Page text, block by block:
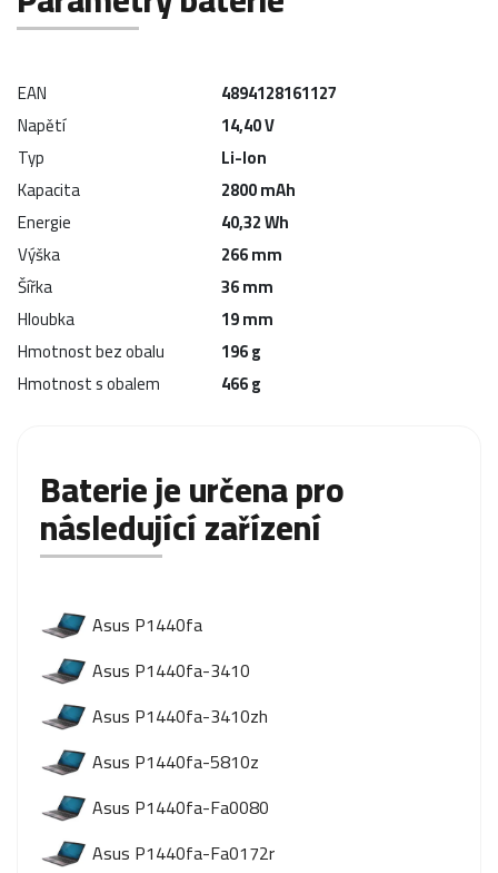
EAN
4894128161127
Napětí
14,40 V
Typ
Li-Ion
Kapacita
2800 mAh
Energie
40,32 Wh
Výška
266 mm
Šířka
36 mm
Hloubka
19 mm
Hmotnost bez obalu
196 g
Hmotnost s obalem
466 g
Baterie je určena pro
následující zařízení
Asus P1440fa
Asus P1440fa-3410
Asus P1440fa-3410zh
Asus P1440fa-5810z
Asus P1440fa-Fa0080
Asus P1440fa-Fa0172r